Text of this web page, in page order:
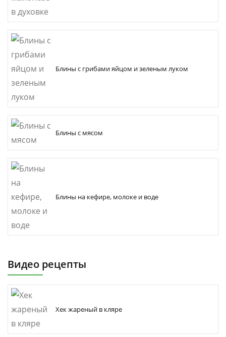
Блины с грибами яйцом и зеленым луком
Блины с мясом
Блины на кефире, молоке и воде
Видео рецепты
Хек жареный в кляре